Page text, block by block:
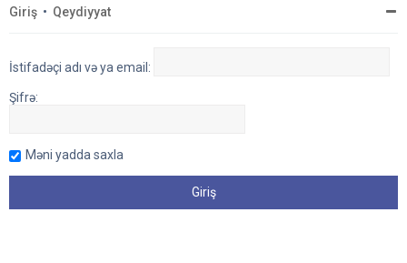
Giriş • Qeydiyyat
İstifadəçi adı və ya email:
Şifrə:
Məni yadda saxla